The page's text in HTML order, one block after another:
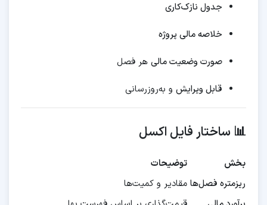
جدول نازک‌کاری
خلاصه مالی پروژه
صورت وضعیت مالی هر فصل
قابل ویرایش و به‌روزرسانی
📊 ساختار فایل اکسل
بخش
توضیحات
ریزمتره فصل‌ها مقادیر و کمیت‌ها